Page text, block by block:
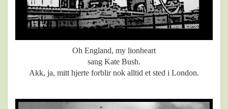
Oh England, my lionheart
sang Kate Bush.
Akk, ja, mitt hjerte forblir nok alltid et sted i London.